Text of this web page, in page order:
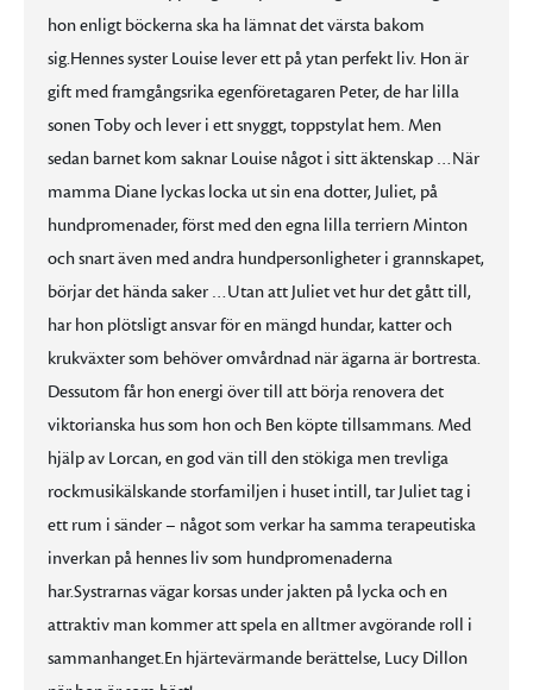
hon enligt böckerna ska ha lämnat det värsta bakom
sig.Hennes syster Louise lever ett på ytan perfekt liv. Hon är
gift med framgångsrika egenföretagaren Peter, de har lilla
sonen Toby och lever i ett snyggt, toppstylat hem. Men
sedan barnet kom saknar Louise något i sitt äktenskap …När
mamma Diane lyckas locka ut sin ena dotter, Juliet, på
hundpromenader, först med den egna lilla terriern Minton
och snart även med andra hundpersonligheter i grannskapet,
börjar det hända saker …Utan att Juliet vet hur det gått till,
har hon plötsligt ansvar för en mängd hundar, katter och
krukväxter som behöver omvårdnad när ägarna är bortresta.
Dessutom får hon energi över till att börja renovera det
viktorianska hus som hon och Ben köpte tillsammans. Med
hjälp av Lorcan, en god vän till den stökiga men trevliga
rockmusikälskande storfamiljen i huset intill, tar Juliet tag i
ett rum i sänder – något som verkar ha samma terapeutiska
inverkan på hennes liv som hundpromenaderna
har.Systrarnas vägar korsas under jakten på lycka och en
attraktiv man kommer att spela en alltmer avgörande roll i
sammanhanget.En hjärtevärmande berättelse, Lucy Dillon